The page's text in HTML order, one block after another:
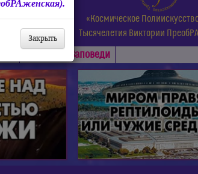
Мира.
и др.
«Космическое
Тысячелетия Виктории
Заповеди
Закрыть